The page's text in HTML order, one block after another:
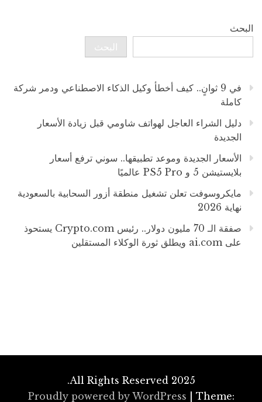
البحث
البحث
في 9 ثوانٍ.. كيف أخطأ وكيل الذكاء الاصطناعي ودمر شركة
كاملة
دليل الشراء العاجل لهواتف شاومي قبل زيادة الأسعار
الجديدة
الأسعار الجديدة وموعد تطبيقها.. سوني ترفع أسعار
بلايستيشن 5 و PS5 Pro عالميًا
مايكروسوفت تعلن تشغيل منطقة أزور السحابية بالسعودية
نهاية 2026
صفقة الـ 70 مليون دولار.. رئيس Crypto.com يستحوذ
على ai.com ويطلق ثورة الوكلاء المستقلين
All Rights Reserved 2025.
Proudly powered by WordPress
Theme: